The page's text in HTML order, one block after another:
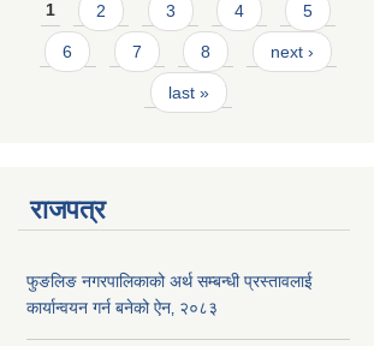
1 2 3 4 5
6 7 8 next ›
last »
राजपत्र
फुङलिङ नगरपालिकाको अर्थ सम्बन्धी प्रस्तावलाई
कार्यान्वयन गर्न बनेको ऐन‚ २०८३